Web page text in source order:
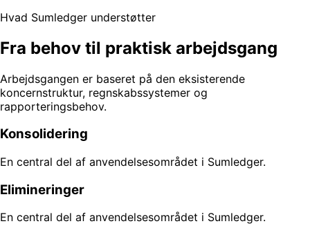
Hvad Sumledger understøtter
Fra behov til praktisk arbejdsgang
Arbejdsgangen er baseret på den eksisterende
koncernstruktur, regnskabssystemer og
rapporteringsbehov.
Konsolidering
En central del af anvendelsesområdet i Sumledger.
Elimineringer
En central del af anvendelsesområdet i Sumledger.